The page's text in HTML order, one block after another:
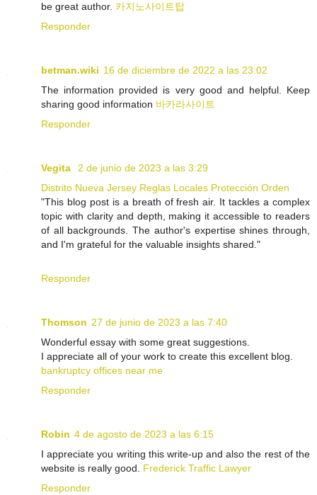
be great author. 카지노사이트탑
Responder
betman.wiki 16 de diciembre de 2022 a las 23:02
The information provided is very good and helpful. Keep
sharing good information 바카라사이트
Responder
Vegita
2 de junio de 2023 a las 3:29
Distrito Nueva Jersey Reglas Locales Protección Orden
"This blog post is a breath of fresh air. It tackles a complex
topic with clarity and depth, making it accessible to readers
of all backgrounds. The author's expertise shines through,
and I'm grateful for the valuable insights shared."
Responder
Thomson 27 de junio de 2023 a las 7:40
Wonderful essay with some great suggestions.
I appreciate all of your work to create this excellent blog.
bankruptcy offices near me
Responder
Robin 4 de agosto de 2023 a las 6:15
I appreciate you writing this write-up and also the rest of the
website is really good. Frederick Traffic Lawyer
Responder